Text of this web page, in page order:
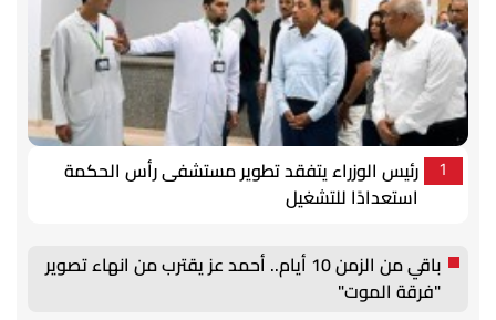
1
رئيس الوزراء يتفقد تطوير مستشفى رأس الحكمة
استعدادًا للتشغيل
باقي من الزمن 10 أيام.. أحمد عز يقترب من انهاء تصوير
"فرقة الموت"